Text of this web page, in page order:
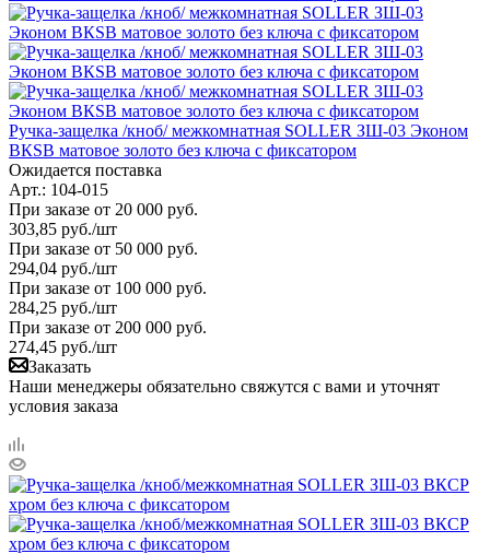
Ручка-защелка /кноб/ межкомнатная SOLLER ЗШ-03 Эконом
ВКSB матовое золото без ключа с фиксатором
Ожидается поставка
Арт.: 104-015
При заказе от 20 000 руб.
303,85 руб./шт
При заказе от 50 000 руб.
294,04 руб./шт
При заказе от 100 000 руб.
284,25 руб./шт
При заказе от 200 000 руб.
274,45 руб./шт
Заказать
Наши менеджеры обязательно свяжутся с вами и уточнят
условия заказа